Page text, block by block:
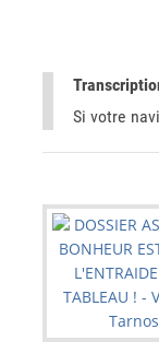
Si votre